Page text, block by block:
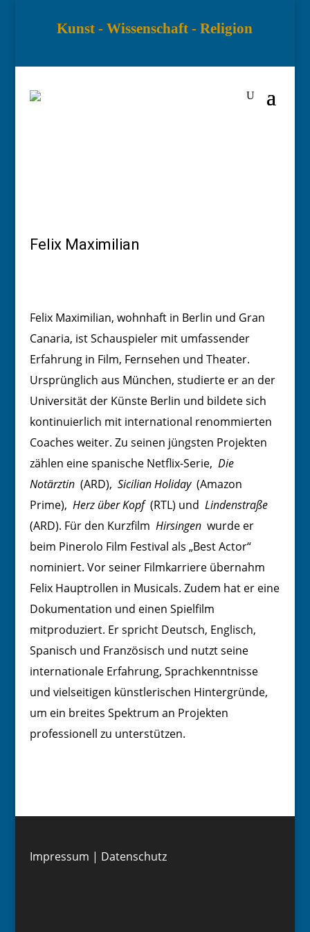
Kunst - Wissenschaft - Religion
Felix Maximilian
Felix Maximilian, wohnhaft in Berlin und Gran
Canaria, ist Schauspieler mit umfassender
Erfahrung in Film, Fernsehen und Theater.
Ursprünglich aus München, studierte er an der
Universität der Künste Berlin und bildete sich
kontinuierlich mit international renommierten
Coaches weiter. Zu seinen jüngsten Projekten
zählen eine spanische Netflix-Serie, Die
Notärztin(ARD), Sicilian Holiday(Amazon
Prime), Herz über Kopf(RTL) und Lindenstraße
(ARD). Für den Kurzfilm Hirsingenwurde er
beim Pinerolo Film Festival als „Best Actor“
nominiert. Vor seiner Filmkarriere übernahm
Felix Hauptrollen in Musicals. Zudem hat er eine
Dokumentation und einen Spielfilm
mitproduziert. Er spricht Deutsch, Englisch,
Spanisch und Französisch und nutzt seine
internationale Erfahrung, Sprachkenntnisse
und vielseitigen künstlerischen Hintergründe,
um ein breites Spektrum an Projekten
professionell zu unterstützen.
Impressum | Datenschutz